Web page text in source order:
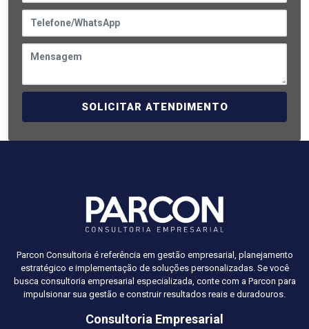
SOLICITAR ATENDIMENTO
Parcon Consultoria é referência em gestão empresarial, planejamento
estratégico e implementação de soluções personalizadas. Se você
busca consultoria empresarial especializada, conte com a Parcon para
impulsionar sua gestão e construir resultados reais e duradouros.
Consultoria Empresarial